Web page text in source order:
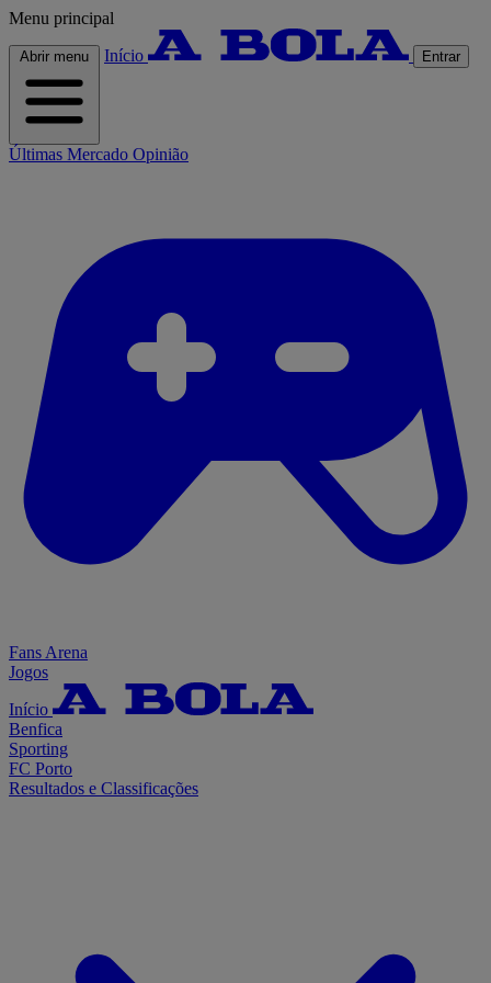
Menu principal
Abrir menu Início Entrar
Últimas Mercado Opinião
Fans Arena
Jogos
Início
Benfica
Sporting
FC Porto
Resultados e Classificações